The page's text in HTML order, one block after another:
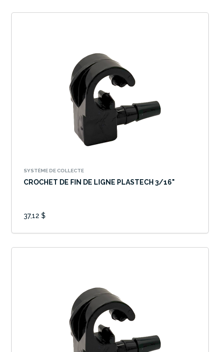
SYSTÈME DE COLLECTE
CROCHET DE FIN DE LIGNE PLASTECH 3/16"
37,12 $